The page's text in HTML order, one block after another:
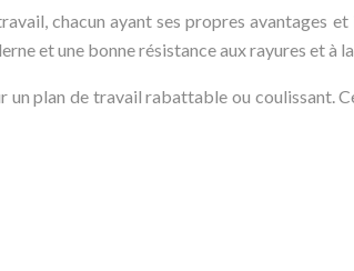
chacun ayant ses propres avantages
et une bonne résistance aux rayures et à
plan de travail rabattable ou coulissant.